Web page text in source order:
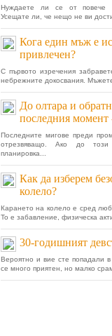
Нуждаете ли се от повече
Усещате ли, че нещо не ви
Кога един мъж е
привлечен?
С първото изречения
небрежните докосвания.
До олтара и
последния момент
Последните мигове преди
отрезвяващо. Ако до
планировка...
Как да изберем
колело?
Карането на колело е сред
То е забавление, физическа
30-годишният
Вероятно и вие сте попадали в
се много приятен, но малко